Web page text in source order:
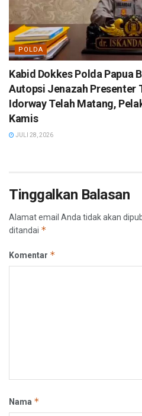
POLDA
Kabid Dokkes Polda Papua
Autopsi Jenazah Presenter
Idorway Telah Matang,
Kamis
JULI 28, 2026
Tinggalkan Balasan
Alamat email Anda tidak akan
ditandai *
Komentar *
Nama *